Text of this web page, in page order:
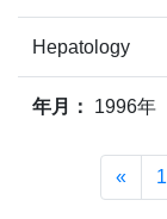
Hepatology
年月： 1996年
« 1